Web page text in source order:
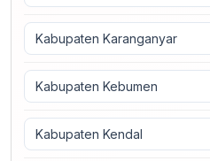
Kabupaten Karanganyar
Kabupaten Kebumen
Kabupaten Kendal